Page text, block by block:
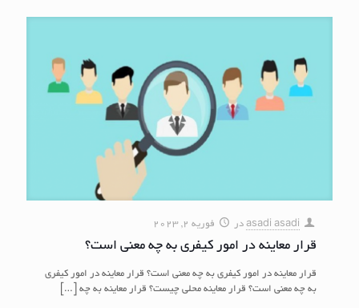
asadi asadi در فوریه 2, 2023
قرار معاینه در امور کیفری به چه معنی است؟
قرار معاینه در امور کیفری به چه معنی است؟ قرار معاینه در امور کیفری
به چه معنی است؟ قرار معاینه محلی چیست؟ قرار معاینه به چه […]